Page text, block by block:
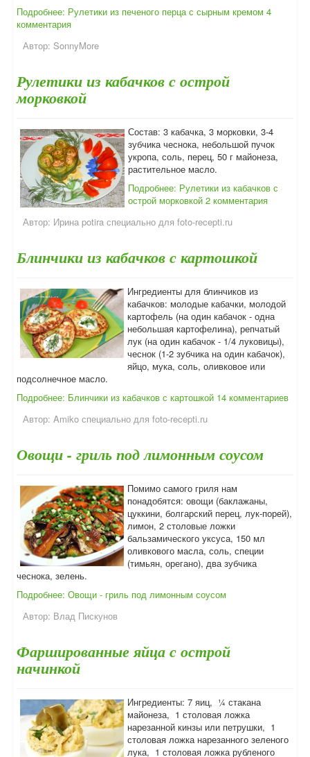
Подробнее: Рулетики из печеного перца с сырным кремом 4
комментария
Автор: SonnyMore
Рулетики из кабачков с острой
морковкой
Состав: 3 кабачка, 3 морковки, 3-4
зубчика чеснока, небольшой пучок
укропа, соль, перец, 50 г майонеза,
растительное масло.
Подробнее: Рулетики из кабачков с
острой морковкой 2 комментария
Автор: Ирина potira специально для foto-recepti.ru
Блинчики из кабачков с картошкой
Ингредиенты для блинчиков из
кабачков: молодые кабачки, молодой
картофель (на один кабачок - одна
небольшая картофелина), репчатый
лук (на один кабачок - 1/4 луковицы),
чеснок (1-2 зубчика на один кабачок),
яйцо, мука, соль, оливковое или
подсолнечное масло.
Подробнее: Блинчики из кабачков с картошкой 14 комментариев
Автор: Amiko специально для foto-recepti.ru
Овощи - гриль под лимонным соусом
Помимо самого гриля нам
понадобятся: овощи (баклажаны,
цуккини, болгарский перец, лук-порей),
лимон, 2 столовые ложки
бальзамического уксуса, 150 мл
оливкового масла, соль, специи
(тимьян, орегано), два зубчика
чеснока, зелень.
Подробнее: Овощи - гриль под лимонным соусом
Автор: Влад Пискунов
Фаршированные яйца с острой
начинкой
Ингредиенты: 7 яиц, ¼ стакана
майонеза, 1 столовая ложка
нарезанной кинзы или петрушки, 1
столовая ложка нарезанного зеленого
лука, 1 столовая ложка рубленого